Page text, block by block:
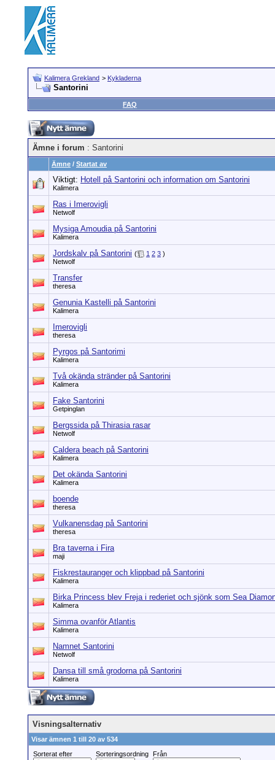
Kalimera Grekland > Kykladerna
Santorini
FAQ
Ämne i forum : Santorini
Ämne / Startat av
Viktigt: Hotell på Santorini och information om Santorini
Kalimera
Ras i Imerovigli
Netwolf
Mysiga Amoudia på Santorini
Kalimera
Jordskalv på Santorini ( 1 2 3 )
Netwolf
Transfer
theresa
Genunia Kastelli på Santorini
Kalimera
Imerovigli
theresa
Pyrgos på Santorimi
Kalimera
Två okända stränder på Santorini
Kalimera
Fake Santorini
Getpinglan
Bergssida på Thirasia rasar
Netwolf
Caldera beach på Santorini
Kalimera
Det okända Santorini
Kalimera
boende
theresa
Vulkanensdag på Santorini
theresa
Bra taverna i Fira
maji
Fiskrestauranger och klippbad på Santorini
Kalimera
Birka Princess blev Freja i rederiet och sjönk som Sea
Kalimera
Simma ovanför Atlantis
Kalimera
Namnet Santorini
Netwolf
Dansa till små grodorna på Santorini
Kalimera
Visningsalternativ
Visar ämnen 1 till 20 av 534
Sorterat efter
Sorteringsordning Från